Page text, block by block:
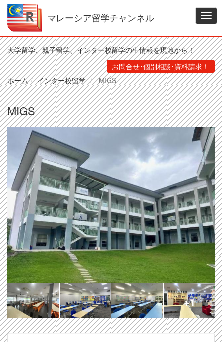
コ
ン
テ
ン
ツ
に
移
動
マレーシア留学チャンネル
大学留学、親子留学、インター校留学の生情報を現地から！
お問合せ･個別相談･資料請求！
ホーム
インター校留学 MIGS
MIGS
+1